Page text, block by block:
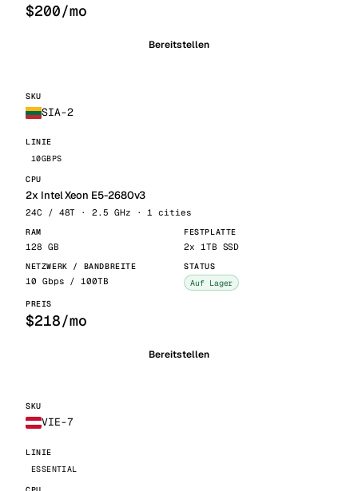
$200/mo
Bereitstellen
SIA-2
10GBPS
2x Intel Xeon E5-2680v3
24C / 48T · 2.5 GHz · 1 cities
128 GB 2x 1TB SSD
10 Gbps / 100TB Auf Lager
$218/mo
Bereitstellen
VIE-7
ESSENTIAL